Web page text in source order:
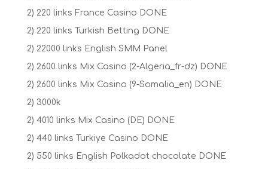
2) 220 links France Casino DONE
2) 220 links Turkish Betting DONE
2) 22000 links English SMM Panel
2) 2600 links Mix Casino (2-Algeria_fr-dz) DONE
2) 2600 links Mix Casino (9-Somalia_en) DONE
2) 3000k
2) 4010 links Mix Casino (DE) DONE
2) 440 links Turkiye Casino DONE
2) 550 links English Polkadot chocolate DONE